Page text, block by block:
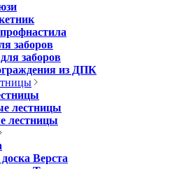
заборов
заборов
из ДПК
лестницы
лестницы
Верста